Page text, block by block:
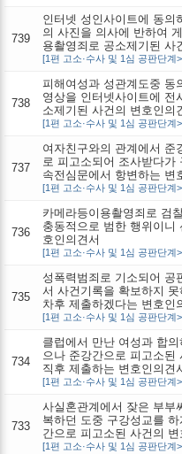
739
인터넷 성인사이트에 동의
의 사진을 의사에 반하여
용촬영죄로 공소제기된 사
[1편 고소·수사 및 1심 공판단계
738
피해여성과 성관계도중 동
영상을 인터넷사이트에 전
소제기된 사건의 변호인의
[1편 고소·수사 및 1심 공판단계
737
여자친구와의 관계에서 준
로 피고소되어 조사받다가
속전심문에서 항변하는 변
[1편 고소·수사 및 1심 공판단계
736
카메라등이용촬영죄로 검
충동적으로 범한 행위이니
호인의견서
[1편 고소·수사 및 1심 공판단계
735
성폭력범죄로 기소되어 공
서 사건기록을 확보하지
차후 제출하겠다는 변호인
[1편 고소·수사 및 1심 공판단계
734
클럽에서 만난 여성과 합
으나 준강간으로 피고소된
직후 제출하는 변호인의견
[1편 고소·수사 및 1심 공판단계
733
사실혼관계에서 잦은 부부
복하던 도중 구강성교를
간으로 피고소된 사건의 변
[1편 고소·수사 및 1심 공판단계